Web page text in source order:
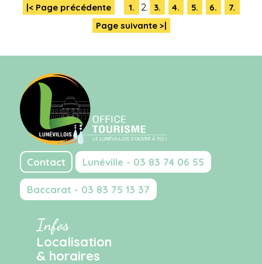
|< Page précédente 1. 2. 3. 4. 5. 6.
7.
Page suivante >|
Contact Lunéville - 03 83 74 06 55
Baccarat - 03 83 75 13 37
Infos
Localisation
& horaires